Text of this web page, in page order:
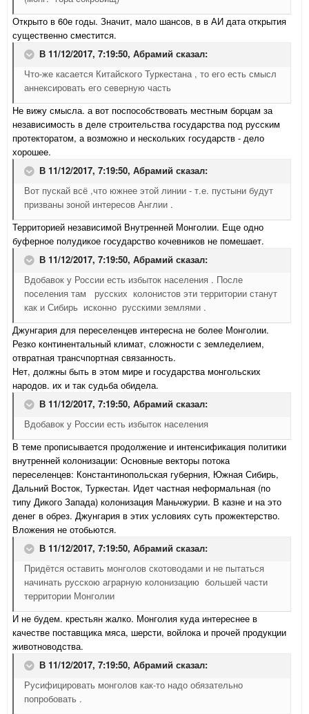
Открыто в 60е годы. Значит, мало шансов, в в АИ дата открытия
существенно сместится.
В 11/12/2017, 7:19:50, Абрамий сказал:
Что-же касается Китайского Туркестана , то его есть смысл
аннексировать его северную часть
Не вижу смысла. а вот поспособствовать местным борцам за
независимость в деле строительства государства под русским
протекторатом, а возможно и нескольких государств - дело
хорошее.
В 11/12/2017, 7:19:50, Абрамий сказал:
Вот пускай всё ,что южнее этой линии - т.е. пустыни будут
призваны зоной интересов Англии .
Территорией независимой Внутренней Монголии. Еще одно
буферное полудикое государство кочевников не помешает.
В 11/12/2017, 7:19:50, Абрамий сказал:
Вдобавок у России есть избыток населения . После
поселения там русских колонистов эти территории станут
как и Сибирь исконно русскими землями .
Джунгария для переселенцев интересна не более Монголии.
Резко континентальный климат, сложности с земледелием,
отвратная трансчпортная связанность.
Нет, должны быть в этом мире и государства монгольских
народов. их и так судьба обидела.
В 11/12/2017, 7:19:50, Абрамий сказал:
Вдобавок у России есть избыток населения
В теме прописывается продолжение и интенсификация политики
внутренней колонизации: Основные векторы потока
переселенцев: Константинопольская губерния, Южная Сибирь,
Дальний Восток, Туркестан. Идет частная неформальная (по
типу Дикого Запада) колонизация Маньчжурии. В казне и на это
денег в обрез. Джунгария в этих условиях суть прожектерство.
Вложения не отобьются.
В 11/12/2017, 7:19:50, Абрамий сказал:
Придётся оставить монголов скотоводами и не пытаться
начинать русскою аграрную колонизацию большей части
территории Монголии
И не будем. крестьян жалко. Монголия куда интереснее в
качестве поставщика мяса, шерсти, войлока и прочей продукции
животноводства.
В 11/12/2017, 7:19:50, Абрамий сказал:
Русифицировать монголов как-то надо обязательно
попробовать .